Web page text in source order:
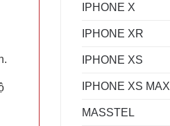
IPHONE X
IPHONE XR
IPHONE XS
IPHONE XS MAX
MASSTEL